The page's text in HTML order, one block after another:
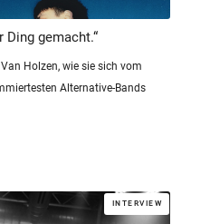
Ding gemacht.“
Holzen, wie sie sich vom
Alternative-Bands
INTERVIEW